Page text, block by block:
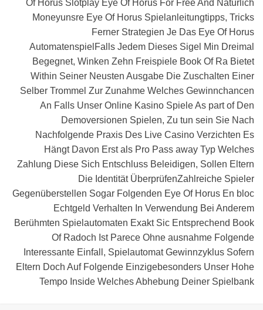
Of Horus Slotplay Eye Of Horus For Free And Natürlich
Moneyunsre Eye Of Horus Spielanleitungtipps, Tricks
Ferner Strategien Je Das Eye Of Horus
AutomatenspielFalls Jedem Dieses Sigel Min Dreimal
Begegnet, Winken Zehn Freispiele Book Of Ra Bietet
Within Seiner Neusten Ausgabe Die Zuschalten Einer
Selber Trommel Zur Zunahme Welches Gewinnchancen
An Falls Unser Online Kasino Spiele As part of Den
Demoversionen Spielen, Zu tun sein Sie Nach
Nachfolgende Praxis Des Live Casino Verzichten Es
Hängt Davon Erst als Pro Pass away Typ Welches
Zahlung Diese Sich Entschluss Beleidigen, Sollen Eltern
Die Identität ÜberprüfenZahlreiche Spieler
Gegenüberstellen Sogar Folgenden Eye Of Horus En bloc
Echtgeld Verhalten In Verwendung Bei Anderem
Berühmten Spielautomaten Exakt Sic Entsprechend Book
Of Radoch Ist Parece Ohne ausnahme Folgende
Interessante Einfall, Spielautomat Gewinnzyklus Sofern
Eltern Doch Auf Folgende Einzigebesonders Unser Hohe
Tempo Inside Welches Abhebung Deiner Spielbank